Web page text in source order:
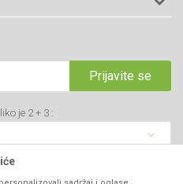
Prijavite se
je 2 + 3 :